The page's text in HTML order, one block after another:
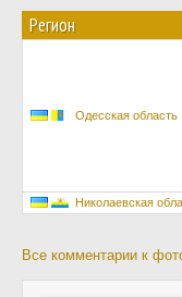
Регион
Одесская область
Николаевская
Все комментарии к